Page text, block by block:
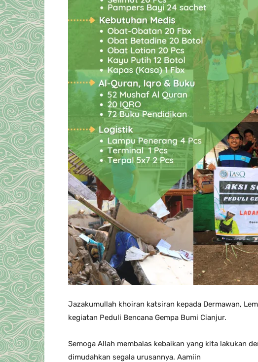
Jazakumullah khoiran katsiran kepada Dermawan,
kegiatan Peduli Bencana Gempa Bumi Cianjur.
Semoga Allah membalas kebaikan yang kita lakukan
dimudahkan segala urusannya. Aamiin